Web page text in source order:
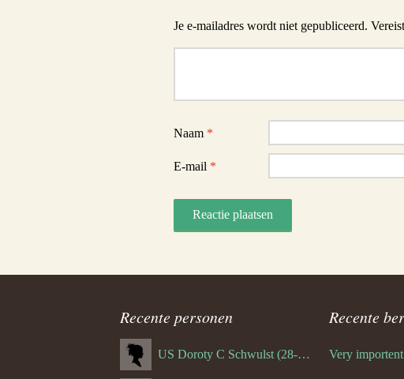
Je e-mailadres wordt niet gepubliceerd.
Naam *
E-mail *
Recente personen
US Doroty C Schwulst (28-12-1919)
Recente